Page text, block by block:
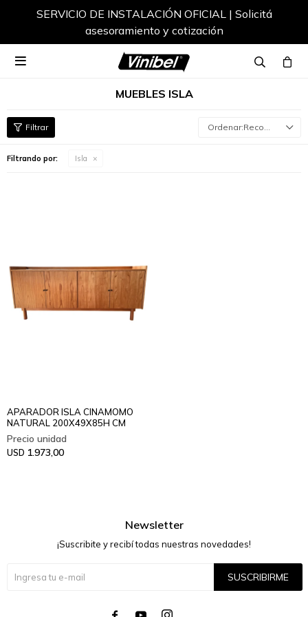
SERVICIO DE INSTALACIÓN OFICIAL | Solicitá
asesoramiento y cotización

MUEBLES ISLA
Recomendados
Filtrando por: Isla
APARADOR ISLA CINAMOMO
NATURAL 200X49X85H CM
USD 1.973,00
Newsletter
¡Suscribite y recibí todas nuestras novedades!
SUSCRIBIRME
  